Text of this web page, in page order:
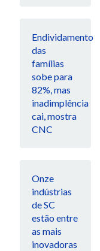
Endividamento
das
famílias
sobe para
82%, mas
inadimplência
cai, mostra
CNC
Onze
indústrias
de SC
estão entre
as mais
inovadoras